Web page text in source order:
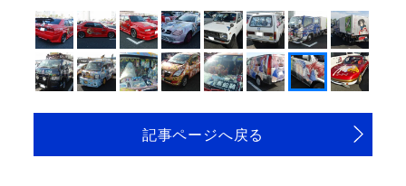
記事ページへ戻る